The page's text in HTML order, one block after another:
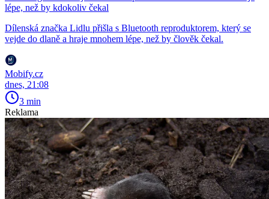
lépe, než by kdokoliv čekal
Dílenská značka Lidlu přišla s Bluetooth reproduktorem, který se
vejde do dlaně a hraje mnohem lépe, než by člověk čekal.
Mobify.cz
dnes, 21:08
3 min
Reklama